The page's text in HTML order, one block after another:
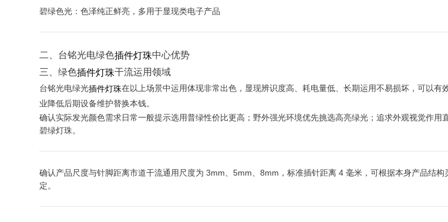
碧绿色光：色泽纯正鲜亮，多用于显现类电子产品
二、台铭光电绿色插件灯珠中心优势
三、绿色插件灯珠干流运用领域
台铭光电绿光插件灯珠在以上场景中运用体现非常出色，显现辨识度高、耗电量低、长期运用不易损坏，可以有
业降低后期设备维护替换本钱。
确认实际发光颜色需求日常一般提示选用普绿性价比更高；野外强光环境优先挑选高亮绿光；追求外观视觉作用
碧绿灯珠。
确认产品尺度与针脚距离市道干流通用尺度为 3mm、5mm、8mm，标准插针距离 4 毫米，可根据本身产品结构
定。